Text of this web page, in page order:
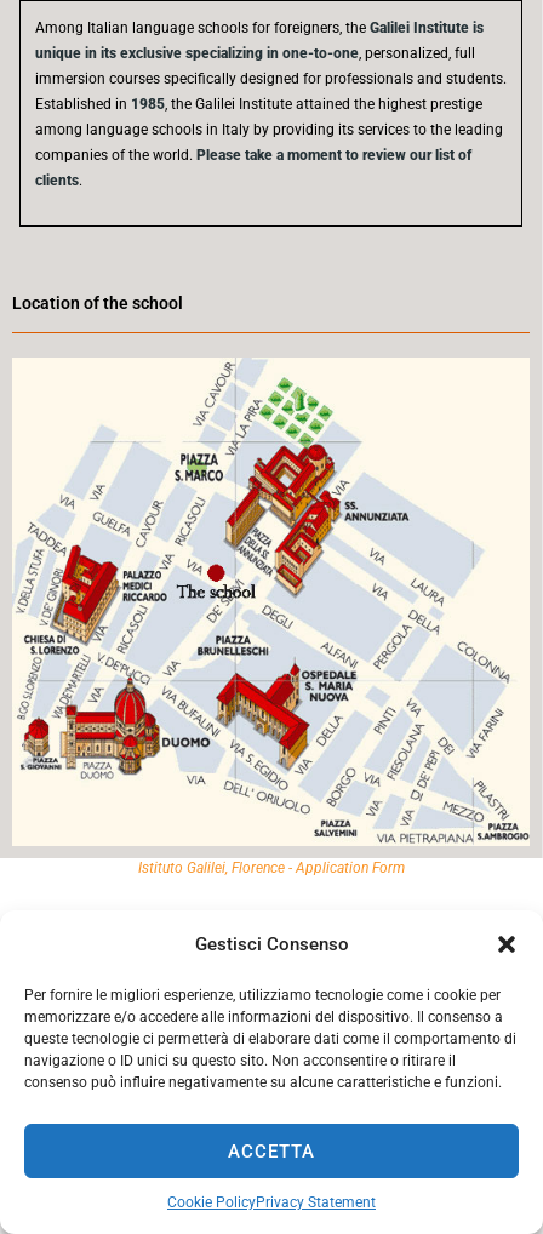
Gestisci Consenso
Per fornire le migliori esperienze, utilizziamo tecnologie come i cookie per
memorizzare e/o accedere alle informazioni del dispositivo. Il consenso a
queste tecnologie ci permetterà di elaborare dati come il comportamento di
navigazione o ID unici su questo sito. Non acconsentire o ritirare il
consenso può influire negativamente su alcune caratteristiche e funzioni.
ACCETTA
Cookie PolicyPrivacy Statement
Among Italian language schools for foreigners, the Galilei Institute is
unique in its exclusive specializing in one-to-one, personalized, full
immersion courses specifically designed for professionals and students.
Established in 1985, the Galilei Institute attained the highest prestige
among language schools in Italy by providing its services to the leading
companies of the world. Please take a moment to review our list of
clients.
Location of the school
Istituto Galilei, Florence - Application Form
Personal data
Mr
Last Name